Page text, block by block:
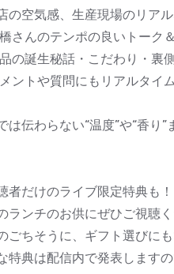
の空気感、生産現場のリア
橋さんのテンポの良いトーク
品の誕生秘話・こだわり・裏
メントや質問にもリアルタイ
は伝わらない“温度”や“香り”
者だけのライブ限定特典も！
ランチのお供にぜひご視聴く
ごちそうに、ギフト選びにも
特典は配信内で発表しますの